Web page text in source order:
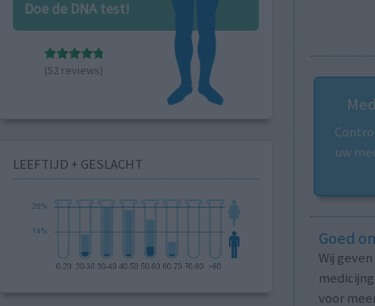
Doe de DNA test!
(52 reviews)
LEEFTIJD + GESLACHT
uw
Goed
Wij
voor